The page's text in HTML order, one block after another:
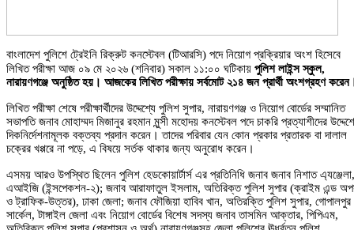
বাংলাদেশ পুলিশে ট্রেইনি রিক্রুট কনস্টেবল (টিআরসি) পদে নিয়োগ প্রক্রিয়ার অংশ হিসেবে
লিখিত পরীক্ষা আজ ০৯ মে ২০২৬ (শনিবার) সকাল ১১:০০ ঘটিকায় পুলিশ লাইন্স স্কুল,
নারায়ণগঞ্জে অনুষ্ঠিত হয়। আজকের লিখিত পরীক্ষায় সর্বমোট ২১৪ জন প্রার্থী অংশগ্রহণ
লিখিত পরীক্ষা শেষে পরীক্ষার্থীদের উদ্দেশ্যে পুলিশ সুপার, নারায়ণগঞ্জ ও নিয়োগ বোর্ডের সম্মানিত
সভাপতি জনাব মোহাম্মদ মিজানুর রহমান মুন্সী মহোদয় কনস্টেবল পদে চাকরি প্রত্যাশীদের
দিকনির্দেশনামূলক বক্তব্য প্রদান করেন। তাদের পরিবার যেন কোন প্রকার প্রতারক বা দালাল
চক্রের খপ্পরে না পড়ে, এ বিষয়ে সর্তক থাকার জন্য অনুরোধ করেন।
এসময় আরও উপস্থিত ছিলেন পুলিশ হেডকোয়ার্টার্স এর প্রতিনিধি জনাব জনাব নিশাত এ্যঞ্জেলা,
এআইজি (ইন্সপেকশন-২); জনাব আরাফাতুল ইসলাম, অতিরিক্ত পুলিশ সুপার (ক্রাইম এন্ড
ও ট্রাফিক-উত্তর), ঢাকা জেলা; জনাব ফৌজিয়া হাবিব খান, অতিরক্তি পুলিশ সুপার, গোপালপুর
সার্কেল, টাঙ্গাইল জেলা এবং নিয়োগ বোর্ডের বিশেষ সদস্য জনাব তাসমিন আক্তার, পিপিএম,